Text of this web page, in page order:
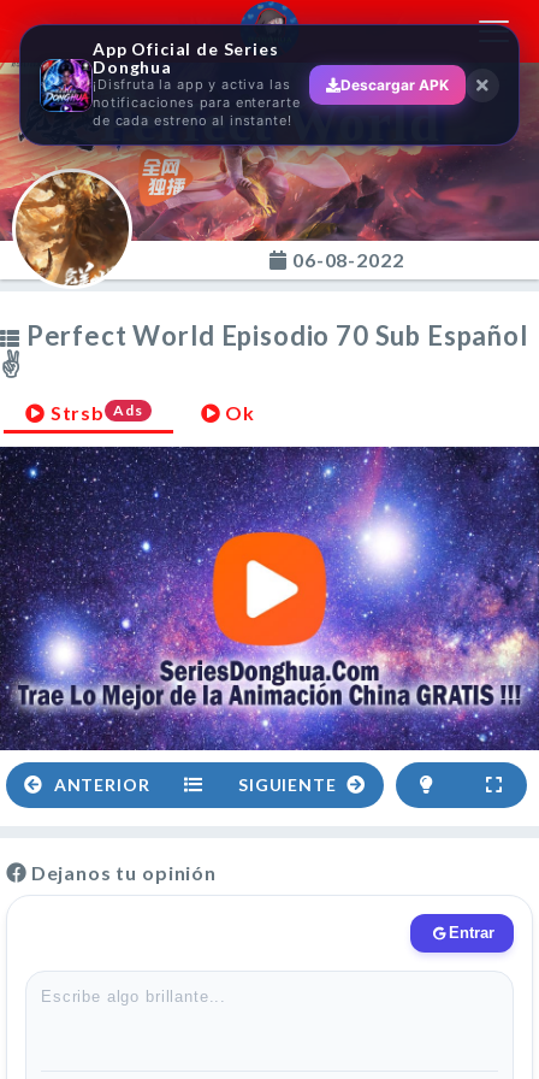
Perfect World
06-08-2022
Perfect World Episodio 70 Sub Español
✌
Strsb Ads Ok
ANTERIOR SIGUIENTE
Dejanos tu opinión
App Oficial de Series
Donghua
¡Disfruta la app y activa las
notificaciones para enterarte
de cada estreno al instante!
Descargar APK